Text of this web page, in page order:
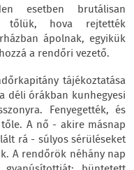
esetben brutálisan
tőlük, hova rejtették
ápolnak, egyikük
a rendőri vezető.
tájékoztatása
déli órákban kunhegyesi
Fenyegették, és
A nő - akire másnap
rá - súlyos sérüléseket
A rendőrök néhány nap